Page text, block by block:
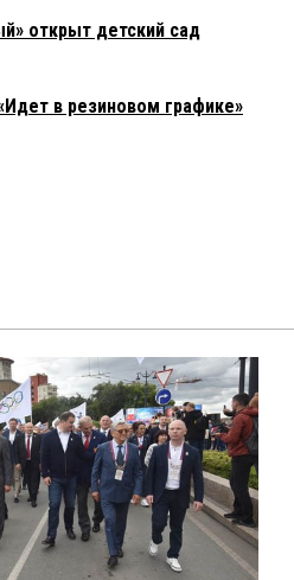
открыт детский сад
в резиновом графике»